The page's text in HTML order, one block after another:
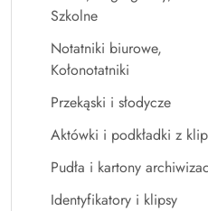
Szkolne
Notatniki biurowe,
Kołonotatniki
Przekąski i słodycze
Aktówki i podkładki z
Pudła i kartony
Identyfikatory i klipsy